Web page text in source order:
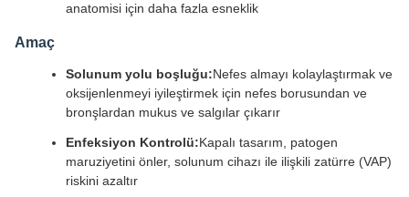
anatomisi için daha fazla esneklik
Amaç
Solunum yolu boşluğu:Nefes almayı kolaylaştırmak ve
oksijenlenmeyi iyileştirmek için nefes borusundan ve
bronşlardan mukus ve salgılar çıkarır
Enfeksiyon Kontrolü:Kapalı tasarım, patogen
maruziyetini önler, solunum cihazı ile ilişkili zatürre (VAP)
riskini azaltır